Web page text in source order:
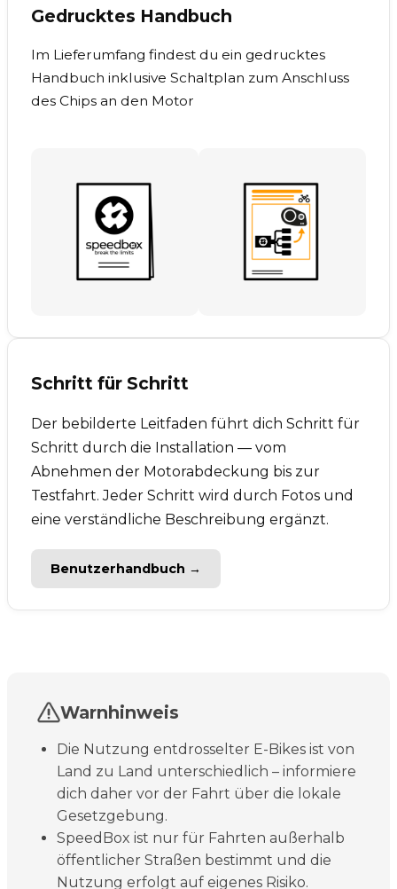
Gedrucktes Handbuch
Im Lieferumfang findest du ein gedrucktes
Handbuch inklusive Schaltplan zum Anschluss
des Chips an den Motor
Schritt für Schritt
Der bebilderte Leitfaden führt dich Schritt für
Schritt durch die Installation — vom
Abnehmen der Motorabdeckung bis zur
Testfahrt. Jeder Schritt wird durch Fotos und
eine verständliche Beschreibung ergänzt.
Benutzerhandbuch →
Warnhinweis
Die Nutzung entdrosselter E-Bikes ist von
Land zu Land unterschiedlich – informiere
dich daher vor der Fahrt über die lokale
Gesetzgebung.
SpeedBox ist nur für Fahrten außerhalb
öffentlicher Straßen bestimmt und die
Nutzung erfolgt auf eigenes Risiko.